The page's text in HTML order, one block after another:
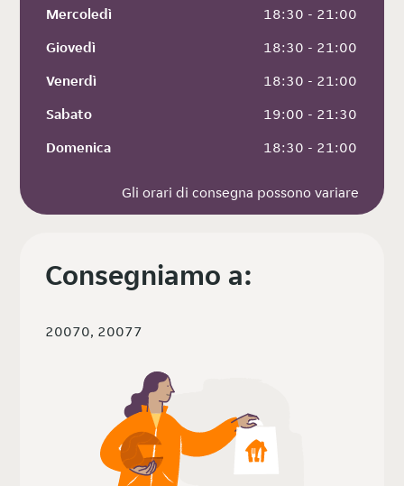
Mercoledì
18:30 - 21:00
Giovedì
18:30 - 21:00
Venerdì
18:30 - 21:00
Sabato
19:00 - 21:30
Domenica
18:30 - 21:00
Gli orari di consegna possono variare
Consegniamo a:
20070, 20077